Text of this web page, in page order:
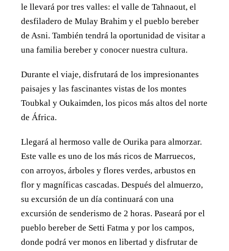
le llevará por tres valles: el valle de Tahnaout, el
desfiladero de Mulay Brahim y el pueblo bereber
de Asni. También tendrá la oportunidad de visitar a
una familia bereber y conocer nuestra cultura.
Durante el viaje, disfrutará de los impresionantes
paisajes y las fascinantes vistas de los montes
Toubkal y Oukaimden, los picos más altos del norte
de África.
Llegará al hermoso valle de Ourika para almorzar.
Este valle es uno de los más ricos de Marruecos,
con arroyos, árboles y flores verdes, arbustos en
flor y magníficas cascadas. Después del almuerzo,
su excursión de un día continuará con una
excursión de senderismo de 2 horas. Paseará por el
pueblo bereber de Setti Fatma y por los campos,
donde podrá ver monos en libertad y disfrutar de